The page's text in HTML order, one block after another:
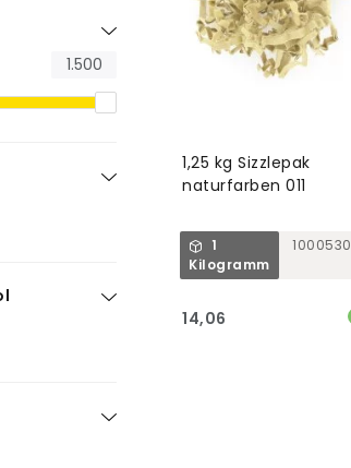
1,25 kg Sizzlepak
naturfarben 011
1
Kilogramm
1000530
14,06